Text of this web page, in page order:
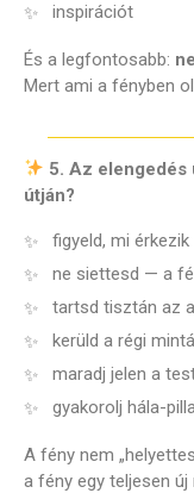
inspirációt
És a legfontosabb:
Mert ami a fényben
5. Az elengedés
útján?
figyeld, mi
ne siettesd — a
tartsd tisztán az
kerüld a régi
maradj jelen a
gyakorolj hála-
A fény nem
a fény egy teljesen